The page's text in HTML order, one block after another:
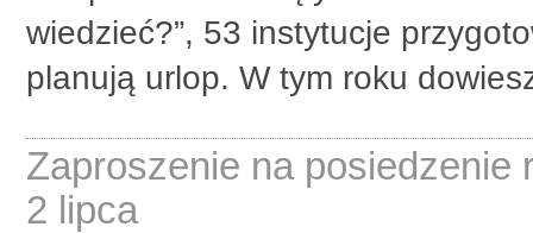
wiedzieć?”, 53 instytucje
planują urlop. W tym roku
Zaproszenie na posiedzenie
2 lipca